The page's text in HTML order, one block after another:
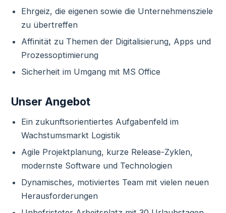
Ehrgeiz, die eigenen sowie die Unternehmensziele
zu übertreffen
Affinität zu Themen der Digitalisierung, Apps und
Prozessoptimierung
Sicherheit im Umgang mit MS Office
Unser Angebot
Ein zukunftsorientiertes Aufgabenfeld im
Wachstumsmarkt Logistik
Agile Projektplanung, kurze Release-Zyklen,
modernste Software und Technologien
Dynamisches, motiviertes Team mit vielen neuen
Herausforderungen